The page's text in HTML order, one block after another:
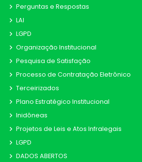
Perguntas e Respostas
LAI
LGPD
Organização Institucional
Pesquisa de Satisfação
Processo de Contratação Eletrônico
Terceirizados
Plano Estratégico Institucional
Inidôneas
Projetos de Leis e Atos Infralegais
LGPD
DADOS ABERTOS